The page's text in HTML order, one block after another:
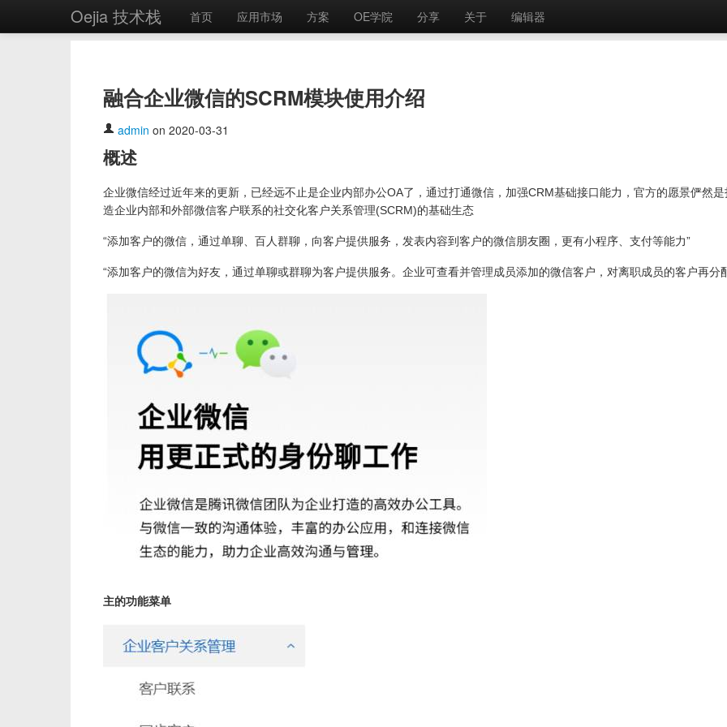
Oejia 技术栈 首页 应用市场 方案 OE学院 分享 关于 编辑器
融合企业微信的SCRM模块使用介绍
admin on 2020-03-31
概述
企业微信经过近年来的更新，已经远不止是企业内部办公OA了，通过打通微信，加强CRM基础接口能力，官方的愿景俨然是
造企业内部和外部微信客户联系的社交化客户关系管理(SCRM)的基础生态
“添加客户的微信，通过单聊、百人群聊，向客户提供服务，发表内容到客户的微信朋友圈，更有小程序、支付等能力”
“添加客户的微信为好友，通过单聊或群聊为客户提供服务。企业可查看并管理成员添加的微信客户，对离职成员的客户再分
主的功能菜单